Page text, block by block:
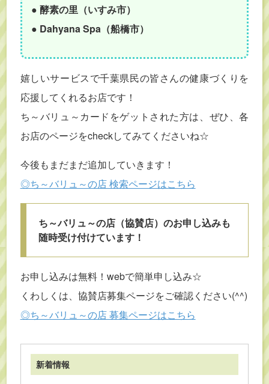
● 酵素の里（いすみ市）
● Dahyana Spa（船橋市）
嬉しいサービスで千葉県民の皆さんの健康づくりを
応援してくれるお店です！
ち～バリュ～カードをゲットされた方は、ぜひ、各
お店のページをcheckしてみてくださいね☆
今後もまだまだ追加していきます！
◎ち～バリュ～の店 検索ページはこちら
ち～バリュ～の店（協賛店）のお申し込みも
随時受け付けています！
お申し込みは無料！webで簡単申し込み☆
くわしくは、協賛店募集ページをご確認ください(^^)
◎ち～バリュ～の店 募集ページはこちら
新着情報